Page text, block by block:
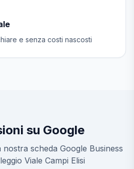
e senza costi nascosti
su Google
nostra scheda Google Business
Viale Campi Elisi